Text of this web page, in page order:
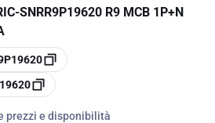
-SNRR9P19620 R9 MCB 1P+N
prezzi e disponibilità